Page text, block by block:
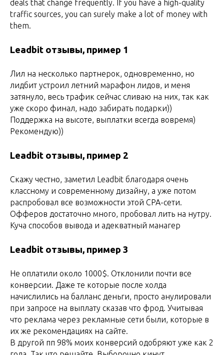
deals that change frequently. If you have a high-quality
traffic sources, you can surely make a lot of money with
them.
Leadbit отзывы, пример 1
Лил на несколько партнерок, одновременно, но
лидбит устроил летний марафон лидов, и меня
затянуло, весь трафик сейчас сливаю на них, так как
уже скоро финал, надо забирать подарки))
Поддержка на высоте, выплатки всегда вовремя)
Рекомендую))
Leadbit отзывы, пример 2
Скажу честно, заметил Leadbit благодаря очень
классному и современному дизайну, а уже потом
распробовал все возможности этой СРА-сети.
Офферов достаточно много, пробовал лить на нутру.
Куча способов вывода и адекватный манагер
Leadbit отзывы, пример 3
Не оплатили около 1000$. Отклонили почти все
конверсии. Даже те которые после холда
начислились на балланс деньги, просто анулировали
при запросе на выплату сказав что фрод. Учитывая
что реклама через рекламные сети были, которые в
их же рекомендациях на сайте.
В другой пп 98% моих конверсий одобряют уже как 2